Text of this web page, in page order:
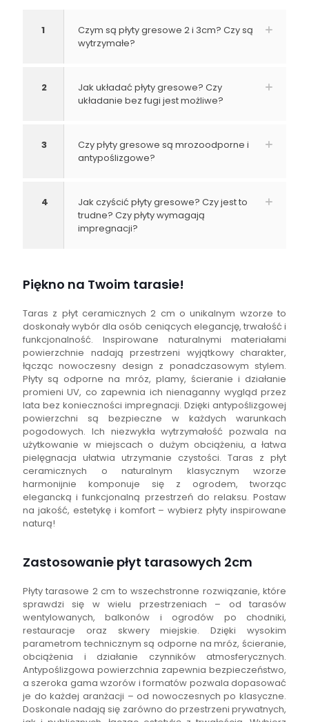
1
Czym są płyty gresowe 2 i 3cm? Czy są
wytrzymałe?
2
Jak układać płyty gresowe? Czy
układanie bez fugi jest możliwe?
3
Czy płyty gresowe są mrozoodporne i
antypoślizgowe?
4
Jak czyścić płyty gresowe? Czy jest to
trudne? Czy płyty wymagają
impregnacji?
Piękno na Twoim tarasie!
Taras z płyt ceramicznych 2 cm o unikalnym wzorze to
doskonały wybór dla osób ceniących elegancję, trwałość i
funkcjonalność. Inspirowane naturalnymi materiałami
powierzchnie nadają przestrzeni wyjątkowy charakter,
łącząc nowoczesny design z ponadczasowym stylem.
Płyty są odporne na mróz, plamy, ścieranie i działanie
promieni UV, co zapewnia ich nienaganny wygląd przez
lata bez konieczności impregnacji. Dzięki antypoślizgowej
powierzchni są bezpieczne w każdych warunkach
pogodowych. Ich niezwykła wytrzymałość pozwala na
użytkowanie w miejscach o dużym obciążeniu, a łatwa
pielęgnacja ułatwia utrzymanie czystości. Taras z płyt
ceramicznych o naturalnym klasycznym wzorze
harmonijnie komponuje się z ogrodem, tworząc
elegancką i funkcjonalną przestrzeń do relaksu. Postaw
na jakość, estetykę i komfort – wybierz płyty inspirowane
naturą!
Zastosowanie płyt tarasowych 2cm
Płyty tarasowe 2 cm to wszechstronne rozwiązanie, które
sprawdzi się w wielu przestrzeniach – od tarasów
wentylowanych, balkonów i ogrodów po chodniki,
restauracje oraz skwery miejskie. Dzięki wysokim
parametrom technicznym są odporne na mróz, ścieranie,
obciążenia i działanie czynników atmosferycznych.
Antypoślizgowa powierzchnia zapewnia bezpieczeństwo,
a szeroka gama wzorów i formatów pozwala dopasować
je do każdej aranżacji – od nowoczesnych po klasyczne.
Doskonale nadają się zarówno do przestrzeni prywatnych,